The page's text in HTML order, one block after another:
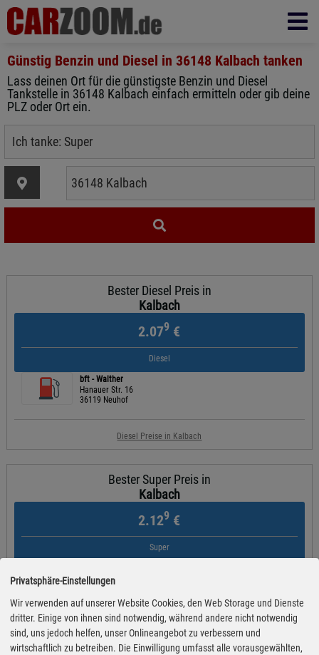
Günstig Benzin und Diesel in 36148 Kalbach tanken
Lass deinen Ort für die günstigste Benzin und Diesel
Tankstelle in 36148 Kalbach einfach ermitteln oder gib deine
PLZ oder Ort ein.
Bester Diesel Preis in
Kalbach
2.079 €
Diesel
bft - Walther
Hanauer Str. 16
36119 Neuhof
Diesel Preise in Kalbach
Bester Super Preis in
Kalbach
2.129 €
Super
Hanauer Str. 16
36119 Neuhof
Super Preise in Kalbach
Privatsphäre-Einstellungen
Wir verwenden auf unserer Website Cookies, den Web Storage und Dienste
dritter. Einige von ihnen sind notwendig, während andere nicht notwendig
sind, uns jedoch helfen, unser Onlineangebot zu verbessern und
wirtschaftlich zu betreiben. Die Einwilligung umfasst alle vorausgewählten,